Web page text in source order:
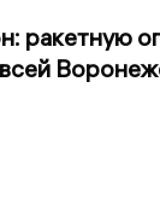
ракетную